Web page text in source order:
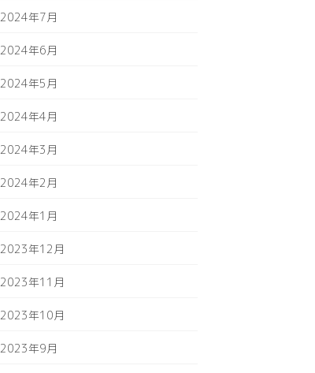
2024年7月
2024年6月
2024年5月
2024年4月
2024年3月
2024年2月
2024年1月
2023年12月
2023年11月
2023年10月
2023年9月